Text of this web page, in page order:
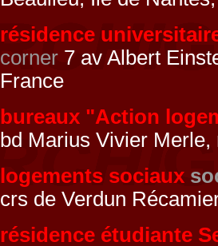
résidence
corner 7 av Albert
France
bureaux "Action
bd Marius Vivier
logements sociaux
crs de Verdun
résidence étudiante